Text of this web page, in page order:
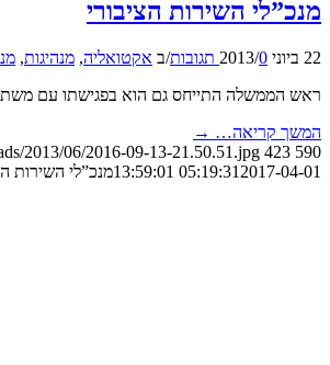
מנכ”לי השירות הציבורי
22 ביוני 2013 /0 תגובות /ב אקטואליה, מנהיגות,
ראש הממשלה התייחס גם הוא בפגישתו עם
המשך קריאה… →
2013/06/2016-09-13-21.50.51.jpg 423 590
05:19:31 2017-04-01 13:59:01 מנכ”לי השירות